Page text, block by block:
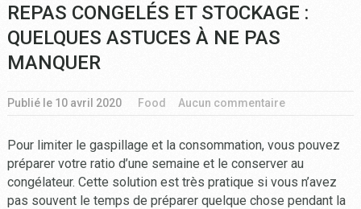
REPAS CONGELÉS ET STOCKAGE :
QUELQUES ASTUCES À NE PAS
MANQUER
Publié le 10 avril 2020 Food Aucun commentaire
Pour limiter le gaspillage et la consommation, vous pouvez
préparer votre ratio d’une semaine et le conserver au
congélateur. Cette solution est très pratique si vous n’avez
pas souvent le temps de préparer quelque chose pendant la